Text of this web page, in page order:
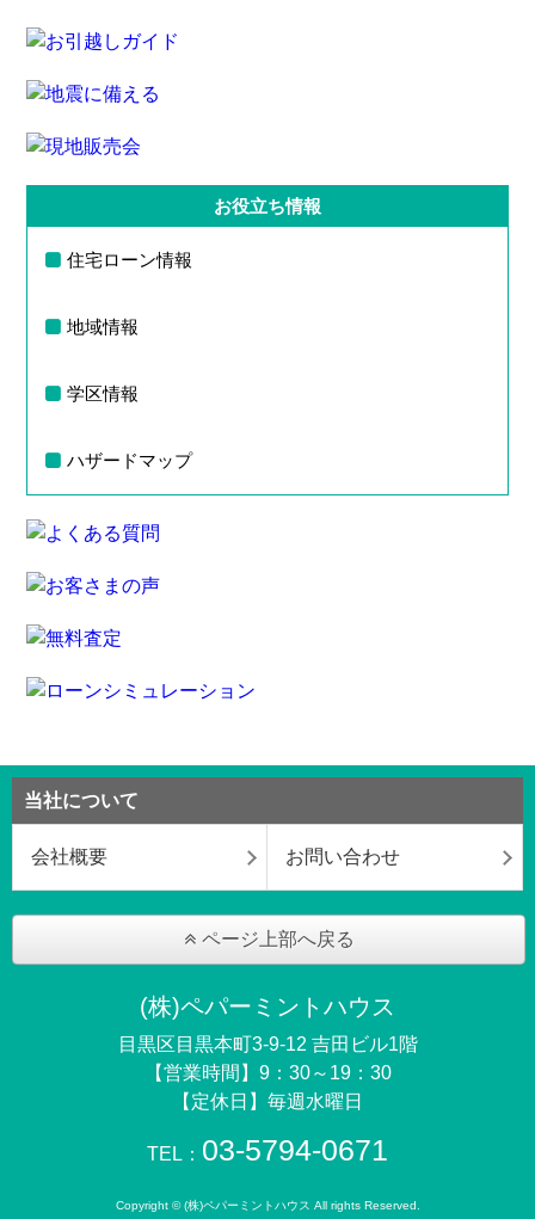
お役立ち情報
住宅ローン情報
地域情報
学区情報
ハザードマップ
当社について
会社概要 お問い合わせ
ページ上部へ戻る
(株)ペパーミントハウス
目黒区目黒本町3-9-12 吉田ビル1階
【営業時間】9：30～19：30
【定休日】毎週水曜日
TEL： 03-5794-0671
Copyright © (株)ペパーミントハウス All rights Reserved.